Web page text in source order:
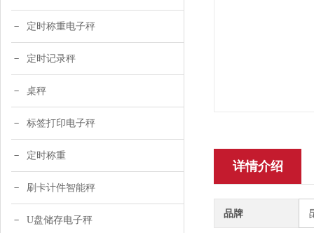
定时称重电子秤
定时记录秤
桌秤
标签打印电子秤
定时称重
刷卡计件智能秤
U盘储存电子秤
详情介绍
品牌